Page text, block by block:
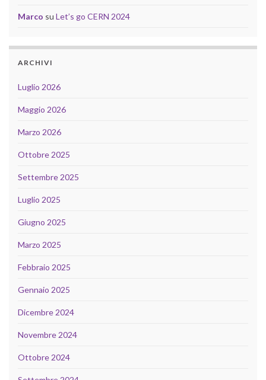
Marco su Let’s go CERN 2024
ARCHIVI
Luglio 2026
Maggio 2026
Marzo 2026
Ottobre 2025
Settembre 2025
Luglio 2025
Giugno 2025
Marzo 2025
Febbraio 2025
Gennaio 2025
Dicembre 2024
Novembre 2024
Ottobre 2024